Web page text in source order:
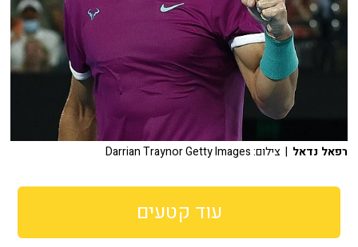
רפאל נדאל | צילום: Darrian Traynor Getty Images
עוד קטעים